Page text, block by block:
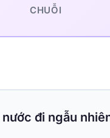
CHUỖI
nước đi ngẫu